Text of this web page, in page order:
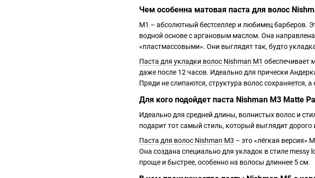
Чем особенна матовая паста для волос
M1 – абсолютный бестселлер и любимец барберов.
водной основе с аргановым маслом. Она
«пластмассовыми». Они выглядят так, будто
Паста для укладки волос Nishman M1 обеспечивает
даже после 12 часов. Идеально для прически
Пряди не слипаются, структура волос сохраняется,
Для кого подойдет паста Nishman M3 Matte
Идеально для средней длины, волнистых волос и
подарит тот самый стиль, который выглядит
Паста для волос Nishman M3 – это «лёгкая версия»
Она создана специально для укладок в стиле
проще и быстрее, особенно на волосы длиннее 5 см.